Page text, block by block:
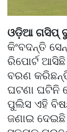
ଓଡ଼ିଆ ଗସିପ୍
କିଂବଦନ୍ତି
ରିପୋର୍ଟ
ବରଣ
ଘଟଣା ଘଟିନି
ପୁଲିସ ଏହି
ଜଣାଇ